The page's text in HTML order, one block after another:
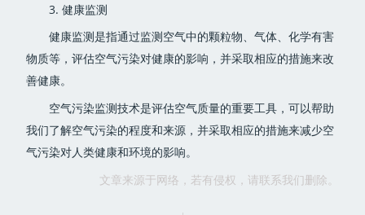
3. 健康监测
健康监测是指通过监测空气中的颗粒物、气体、化学有害
物质等，评估空气污染对健康的影响，并采取相应的措施来改
善健康。
空气污染监测技术是评估空气质量的重要工具，可以帮助
我们了解空气污染的程度和来源，并采取相应的措施来减少空
气污染对人类健康和环境的影响。
文章来源于网络，若有侵权，请联系我们删除。